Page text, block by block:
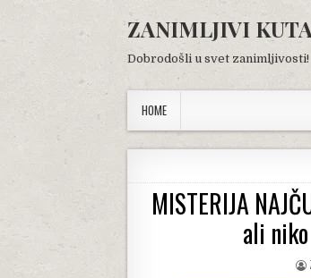
content
ZANIMLJIVI
Dobrodošli u svet zanimljivosti!
HOME
MISTERIJA
ali